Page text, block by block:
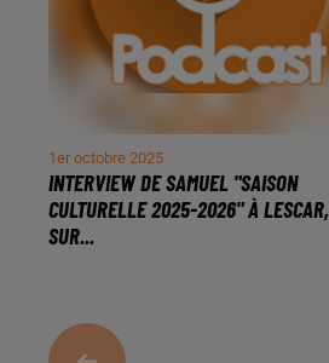
1er octobre 2025
INTERVIEW DE SAMUEL "SAISON
CULTURELLE 2025-2026" À LESCAR,
SUR...